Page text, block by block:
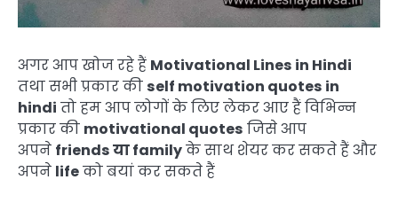
अगर आप खोज रहे हैं Motivational Lines in Hindi
तथा सभी प्रकार की self motivation quotes in
hindi तो हम आप लोगों के लिए लेकर आए हैं विभिन्न
प्रकार की motivational quotes जिसे आप
अपने friends या familyके साथ शेयर कर सकते हैं और
अपने lifeको बयां कर सकते हैं